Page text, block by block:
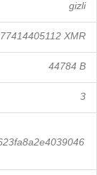
gizli
XMR
44784 B
3